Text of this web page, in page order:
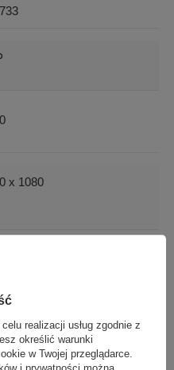
x 1080
realizacji usług zgodnie z
określić warunki
w Twojej przeglądarce.